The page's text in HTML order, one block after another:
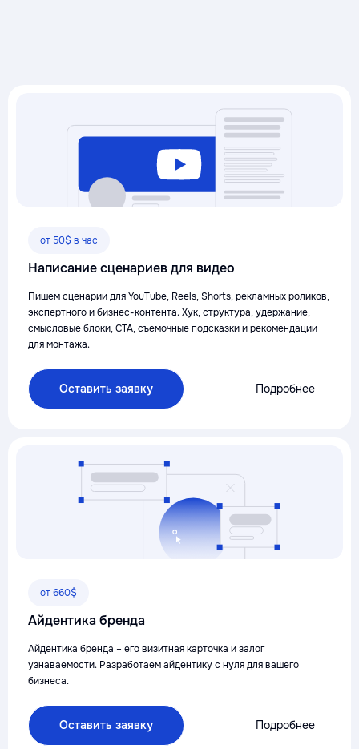
от 50$ в час
Написание сценариев для видео
Пишем сценарии для YouTube, Reels, Shorts, рекламных роликов,
экспертного и бизнес-контента. Хук, структура, удержание,
смысловые блоки, CTA, съемочные подсказки и рекомендации
для монтажа.
Оставить заявку Подробнее
от 660$
Айдентика бренда
Айдентика бренда – его визитная карточка и залог
узнаваемости. Разработаем айдентику с нуля для вашего
бизнеса.
Оставить заявку Подробнее